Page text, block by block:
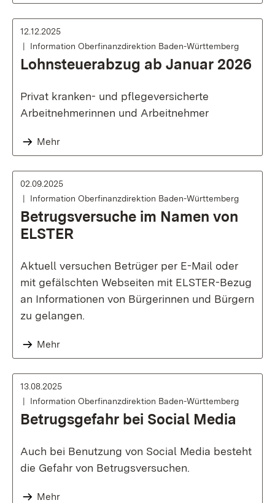
12.12.2025
Information Oberfinanzdirektion Baden-Württemberg
Lohnsteuerabzug ab Januar 2026
Privat kranken- und pflegeversicherte
Arbeitnehmerinnen und Arbeitnehmer
Mehr
02.09.2025
Information Oberfinanzdirektion Baden-Württemberg
Betrugsversuche im Namen von
ELSTER
Aktuell versuchen Betrüger per E-Mail oder
mit gefälschten Webseiten mit ELSTER-Bezug
an Informationen von Bürgerinnen und Bürgern
zu gelangen.
Mehr
13.08.2025
Information Oberfinanzdirektion Baden-Württemberg
Betrugsgefahr bei Social Media
Auch bei Benutzung von Social Media besteht
die Gefahr von Betrugsversuchen.
Mehr